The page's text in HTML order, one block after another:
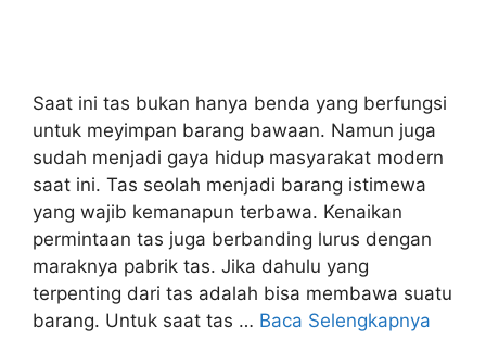
Saat ini tas bukan hanya benda yang berfungsi
untuk meyimpan barang bawaan. Namun juga
sudah menjadi gaya hidup masyarakat modern
saat ini. Tas seolah menjadi barang istimewa
yang wajib kemanapun terbawa. Kenaikan
permintaan tas juga berbanding lurus dengan
maraknya pabrik tas. Jika dahulu yang
terpenting dari tas adalah bisa membawa suatu
barang. Untuk saat tas … Baca Selengkapnya